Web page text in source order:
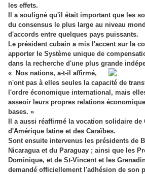
les effets.
Il a souligné qu'il était important que les
du consensus le plus large au niveau
d'accords entre quelques pays puissants.
Le président cubain a mis l'accent sur la
apporter le Système unique de
dans la recherche d'une plus grande
« Nos nations, a-t-il affirmé,
n'ont pas à elles seules la capacité de
l'ordre économique international, mais
asseoir leurs propres relations
bases. »
Il a aussi réaffirmé la vocation solidaire de
d'Amérique latine et des Caraïbes.
Sont ensuite intervenus les présidents de
Nicaragua et du Paraguay ; ainsi que les
Dominique, et de St-Vincent et les
demandé officiellement l'adhésion de son